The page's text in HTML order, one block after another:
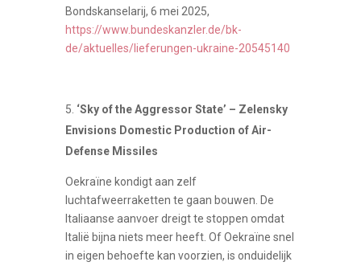
Bondskanselarij, 6 mei 2025,
https://www.bundeskanzler.de/bk-
de/aktuelles/lieferungen-ukraine-20545140
‘Sky of the Aggressor State’ – Zelensky
Envisions Domestic Production of Air-
Defense Missiles
Oekraïne kondigt aan zelf
luchtafweerraketten te gaan bouwen. De
Italiaanse aanvoer dreigt te stoppen omdat
Italië bijna niets meer heeft. Of Oekraïne snel
in eigen behoefte kan voorzien, is onduidelijk